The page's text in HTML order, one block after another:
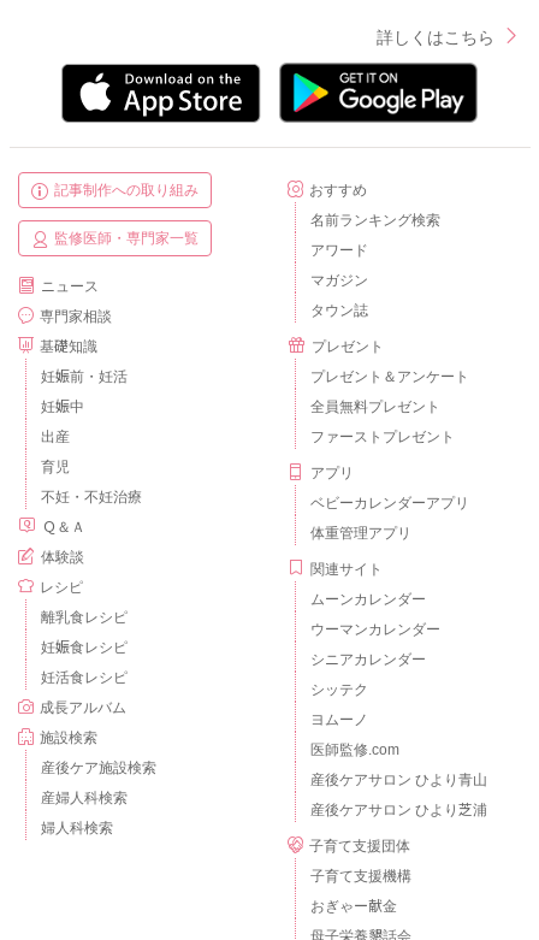
詳しくはこちら
記事制作への取り組み
監修医師・専門家一覧
ニュース
専門家相談
基礎知識
妊娠前・妊活
妊娠中
出産
育児
不妊・不妊治療
Ｑ＆Ａ
体験談
レシピ
離乳食レシピ
妊娠食レシピ
妊活食レシピ
成長アルバム
施設検索
産後ケア施設検索
産婦人科検索
婦人科検索
おすすめ
名前ランキング検索
アワード
マガジン
タウン誌
プレゼント
プレゼント＆アンケート
全員無料プレゼント
ファーストプレゼント
アプリ
ベビーカレンダーアプリ
体重管理アプリ
関連サイト
ムーンカレンダー
ウーマンカレンダー
シニアカレンダー
シッテク
ヨムーノ
医師監修.com
産後ケアサロン ひより青山
産後ケアサロン ひより芝浦
子育て支援団体
子育て支援機構
おぎゃー献金
母子栄養懇話会